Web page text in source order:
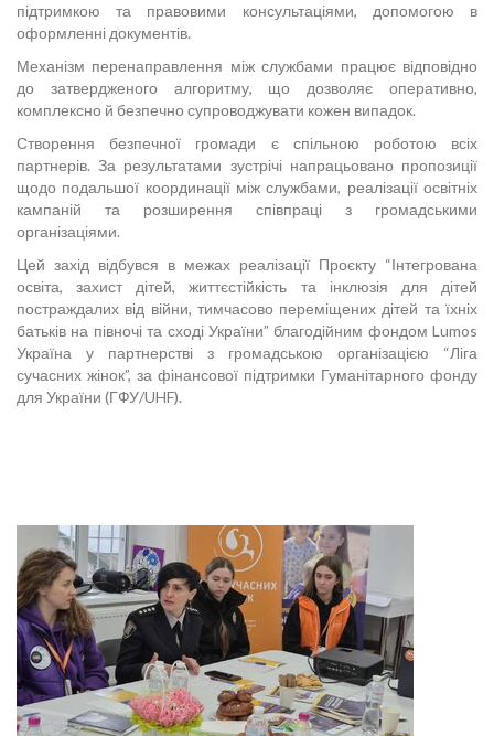
підтримкою та правовими консультаціями, допомогою в
оформленні документів.
Механізм перенаправлення між службами працює відповідно
до затвердженого алгоритму, що дозволяє оперативно,
комплексно й безпечно супроводжувати кожен випадок.
Створення безпечної громади є спільною роботою всіх
партнерів. За результатами зустрічі напрацьовано пропозиції
щодо подальшої координації між службами, реалізації освітніх
кампаній та розширення співпраці з громадськими
організаціями.
Цей захід відбувся в межах реалізації Проєкту “Інтегрована
освіта, захист дітей, життєстійкість та інклюзія для дітей
постраждалих від війни, тимчасово переміщених дітей та їхніх
батьків на півночі та сході України” благодійним фондом Lumos
Україна у партнерстві з громадською організацією “Ліга
сучасних жінок”, за фінансової підтримки Гуманітарного фонду
для України (ГФУ/UHF).